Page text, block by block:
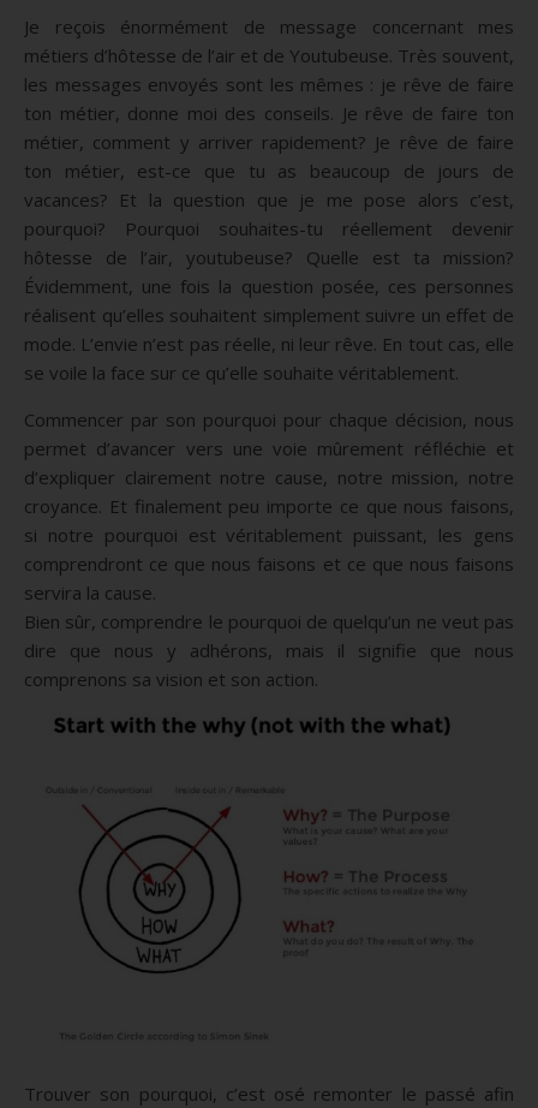
Je reçois énormément de message concernant mes
métiers d’hôtesse de l’air et de Youtubeuse. Très souvent,
les messages envoyés sont les mêmes : je rêve de faire
ton métier, donne moi des conseils. Je rêve de faire ton
métier, comment y arriver rapidement? Je rêve de faire
ton métier, est-ce que tu as beaucoup de jours de
vacances? Et la question que je me pose alors c’est,
pourquoi? Pourquoi souhaites-tu réellement devenir
hôtesse de l’air, youtubeuse? Quelle est ta mission?
Évidemment, une fois la question posée, ces personnes
réalisent qu’elles souhaitent simplement suivre un effet de
mode. L’envie n’est pas réelle, ni leur rêve. En tout cas, elle
se voile la face sur ce qu’elle souhaite véritablement.
Commencer par son pourquoi pour chaque décision, nous
permet d’avancer vers une voie mûrement réfléchie et
d’expliquer clairement notre cause, notre mission, notre
croyance. Et finalement peu importe ce que nous faisons,
si notre pourquoi est véritablement puissant, les gens
comprendront ce que nous faisons et ce que nous faisons
servira la cause.
Bien sûr, comprendre le pourquoi de quelqu’un ne veut pas
dire que nous y adhérons, mais il signifie que nous
comprenons sa vision et son action.
Trouver son pourquoi, c’est osé remonter le passé afin